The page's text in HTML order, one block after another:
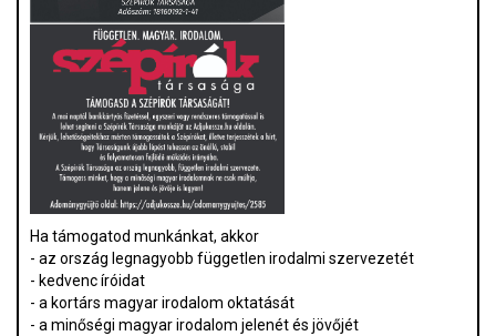
Ha támogatod munkánkat, akkor
- az ország legnagyobb független irodalmi szervezetét
- kedvenc íróidat
- a kortárs magyar irodalom oktatását
- a minőségi magyar irodalom jelenét és jövőjét